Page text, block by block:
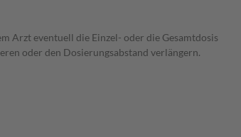
Arzt eventuell die Einzel- oder die Gesamtdosis
oder den Dosierungsabstand verlängern.